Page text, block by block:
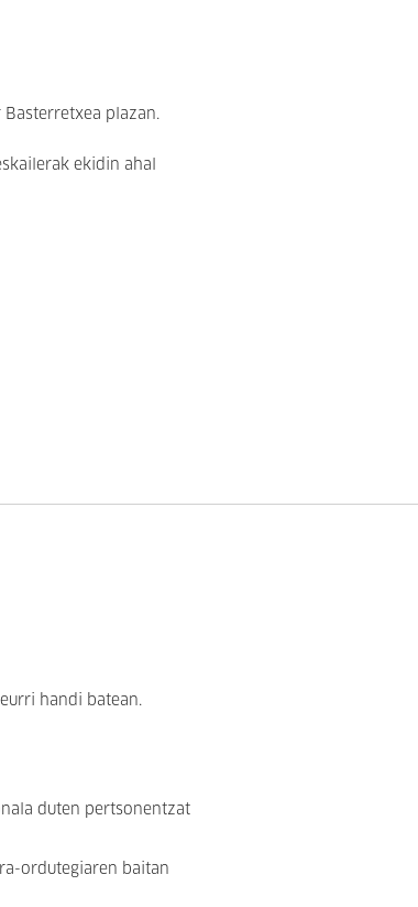
Basterretxea plazan.
ekidin ahal
handi batean.
duten pertsonentzat
ordutegiaren baitan